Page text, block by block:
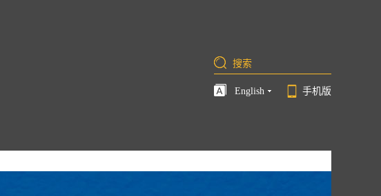
English 手机版